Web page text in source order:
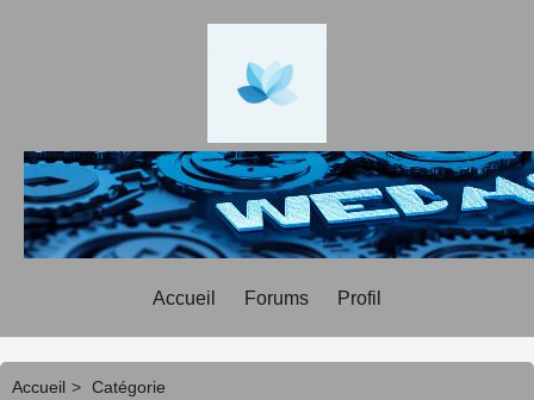
Accueil Forums Profil
Accueil > Catégorie